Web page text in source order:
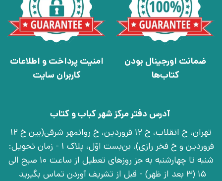
ضمانت اورجینال بودن
کتاب‌ها
امنیت پرداخت و اطلاعات
کاربران سایت
آدرس دفتر مرکز شهر کباب و کتاب
تهران، خ انقلاب، خ 12 فروردین، خ روانمهر شرقی(بین خ 12
فروردین و خ فخر رازی)، بن‌بست اوّل، پلاک 1 - زمان تحویل:
شنبه تا چهارشنبه به جز روزهای تعطیل از ساعت 10 صبح الی
15 (3 بعد از ظهر) - قبل از تشریف آوردن تماس بگیرید